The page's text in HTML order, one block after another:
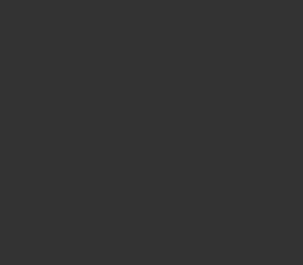
mérésekben kapott [Zn
]-k és
elemezve a szerzők
ugyanis a Zn
-kiáramlást a
perces frakciók [Zn
működése (a
és a szabad Zn
-
is mutatta (
hogy i) a kiáramlás Ca
-
igen választ adták,